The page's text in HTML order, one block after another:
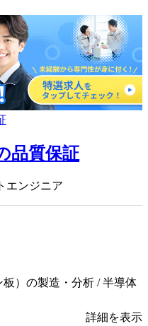
品質保証
エンジニア
）の製造・分析 / 半導体
詳細を表示